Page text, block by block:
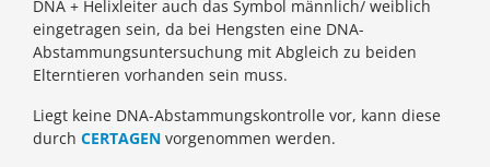
DNA + Helixleiter auch das Symbol männlich/ weiblich
eingetragen sein, da bei Hengsten eine DNA-
Abstammungsuntersuchung mit Abgleich zu beiden
Elterntieren vorhanden sein muss.
Liegt keine DNA-Abstammungskontrolle vor, kann diese
durch CERTAGEN vorgenommen werden.